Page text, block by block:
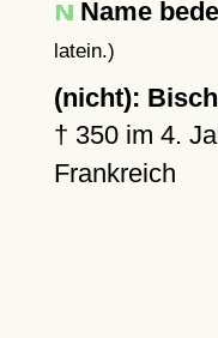
Name
latein.)
(nicht):
† 350im 4.
Frankreich